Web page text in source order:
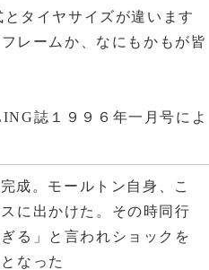
タイヤサイズが違います
レームか、なにもかもが皆
誌１９９６年一月号によ
成。モールトン自身、こ
に出かけた。その時同行
る」と言われショックを
なった